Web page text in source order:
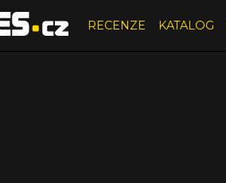
RECENZE KATALOG